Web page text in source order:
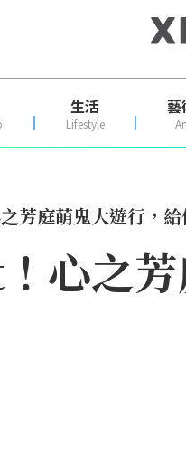
生活
Lifestyle
藝
庭萌鬼大遊行，給
之芳